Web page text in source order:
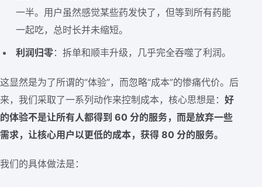
一半。用户虽然感觉某些药发快了，但等到所有药能
一起吃，总时长并未缩短。
利润归零：拆单和顺丰升级，几乎完全吞噬了利润。
这显然是为了所谓的“体验”，而忽略“成本”的惨痛代价。后
来，我们采取了一系列动作来控制成本，核心思想是： 好
的体验不是让所有人都得到 60 分的服务，而是放弃一些
需求，让核心用户以更低的成本，获得 80 分的服务。
我们的具体做法是：